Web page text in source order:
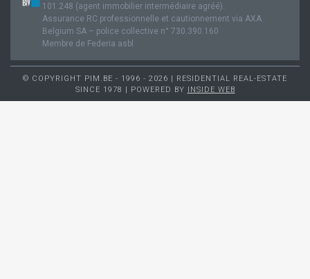
101.248 (agent immobilier intermédiaire agréé).
Assurance RC professionnelle et cautionnement via AXA
Belgium SA – police collective n° 730.390.160
Membre de Federia asbl
© COPYRIGHT PIM.BE - 1996 - 2026 | RESIDENTIAL REAL-ESTATE
SINCE 1978 | POWERED BY INSIDE WEB